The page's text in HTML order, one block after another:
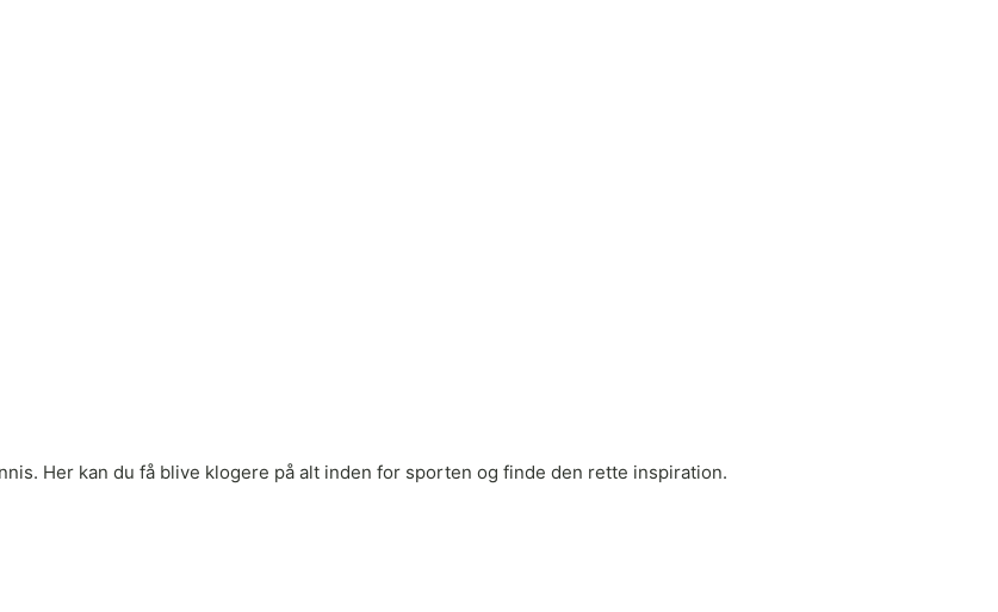
Her kan du få blive klogere på alt inden for sporten og finde den rette inspiration.